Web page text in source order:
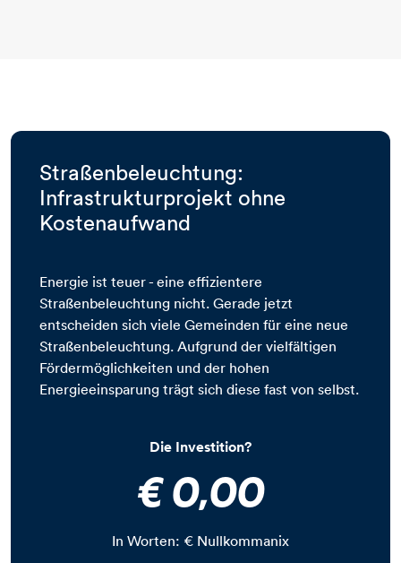
Straßenbeleuchtung:
Infrastrukturprojekt ohne
Kostenaufwand
​​​​​​​Energie ist teuer - eine effizientere
Straßenbeleuchtung nicht. Gerade jetzt
entscheiden sich viele Gemeinden für eine neue
Straßenbeleuchtung. Aufgrund der vielfältigen
Fördermöglichkeiten und der hohen
Energieeinsparung trägt sich diese fast von selbst.
Die Investition?
​​​​​​​​​​​​​​€ 0,00​​​​​​​​​​​​​​
In Worten: € Nullkommanix